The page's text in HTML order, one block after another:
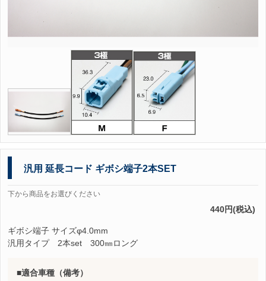
汎用 延長コード ギボシ端子2本SET
下から商品をお選びください
440円(税込)
ギボシ端子 サイズφ4.0mm
汎用タイプ 2本set 300㎜ロング
適合車種（備考）